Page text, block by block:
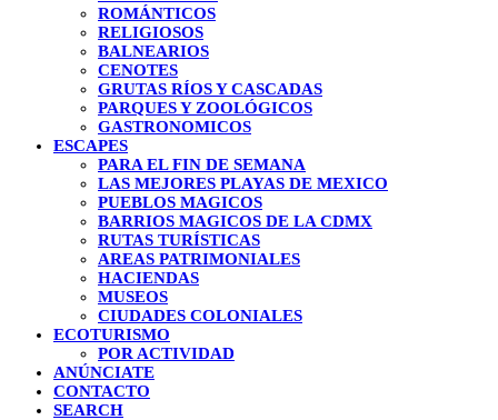
ROMÁNTICOS
RELIGIOSOS
BALNEARIOS
CENOTES
GRUTAS RÍOS Y CASCADAS
PARQUES Y ZOOLÓGICOS
GASTRONOMICOS
ESCAPES
PARA EL FIN DE SEMANA
LAS MEJORES PLAYAS DE MEXICO
PUEBLOS MAGICOS
BARRIOS MAGICOS DE LA CDMX
RUTAS TURÍSTICAS
AREAS PATRIMONIALES
HACIENDAS
MUSEOS
CIUDADES COLONIALES
ECOTURISMO
POR ACTIVIDAD
ANÚNCIATE
CONTACTO
SEARCH